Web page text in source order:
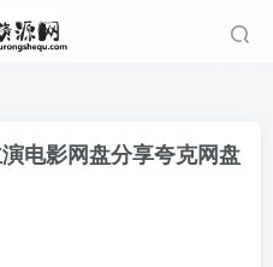
电影网盘分享夸克网盘